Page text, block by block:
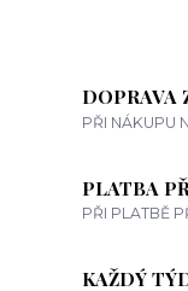
DOPRAVA
PŘI NÁKUPU
PLATBA
PŘI PLATBĚ
KAŽDÝ